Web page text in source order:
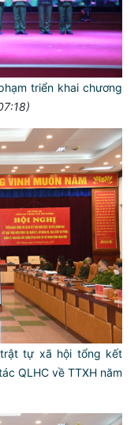
triển khai chương
tự xã hội tổng kết
QLHC về TTXH năm